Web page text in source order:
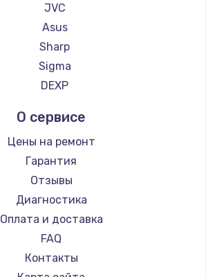
JVC
Asus
Sharp
Sigma
DEXP
О сервисе
Цены на ремонт
Гарантия
Отзывы
Диагностика
Оплата и доставка
FAQ
Контакты